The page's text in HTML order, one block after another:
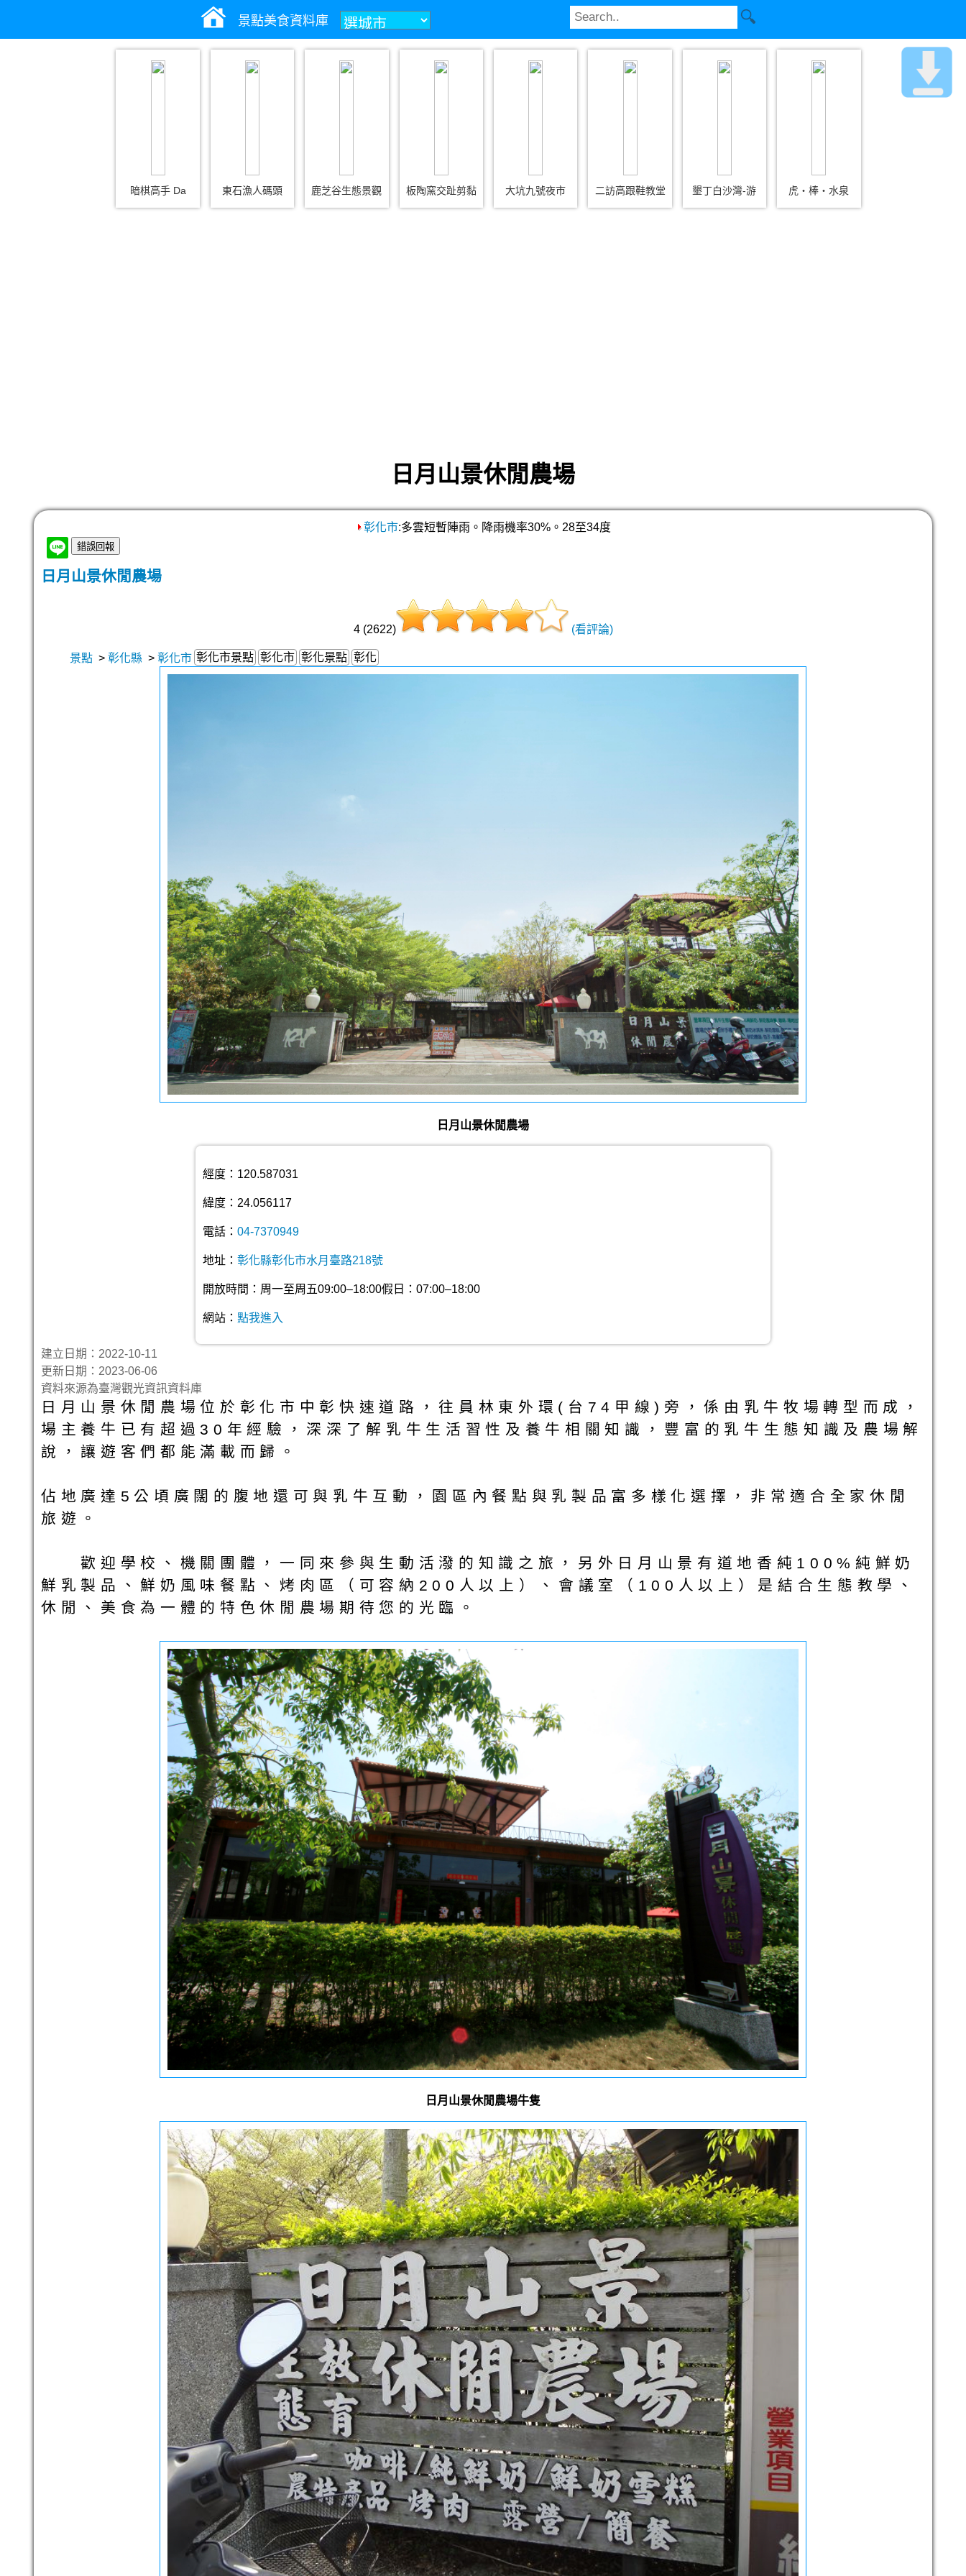
景點美食資料庫
暗棋高手 Da 東石漁人碼頭 鹿芝谷生態景觀 板陶窯交趾剪黏 大坑九號夜市 二訪高跟鞋教堂 墾丁白沙灣-游 虎‧棒‧水泉
日月山景休閒農場
彰化市:多雲短暫陣雨。降雨機率30%。28至34度
日月山景休閒農場
4 (2622) (看評論)
景點 > 彰化縣 > 彰化市 彰化市景點 彰化市 彰化景點 彰化
日月山景休閒農場
經度：120.587031
緯度：24.056117
電話： 04-7370949
地址： 彰化縣彰化市水月臺路218號
開放時間：周一至周五09:00–18:00假日：07:00–18:00
網站： 點我進入
建立日期：2022-10-11
更新日期：2023-06-06
資料來源為臺灣觀光資訊資料庫
日月山景休閒農場位於彰化市中彰快速道路，往員林東外環(台74甲線)旁，係由乳牛牧場轉型而成，
場主養牛已有超過30年經驗，深深了解乳牛生活習性及養牛相關知識，豐富的乳牛生態知識及農場解
說，讓遊客們都能滿載而歸。
佔地廣達5公頃廣闊的腹地還可與乳牛互動，園區內餐點與乳製品富多樣化選擇，非常適合全家休閒
旅遊。
歡迎學校、機關團體，一同來參與生動活潑的知識之旅，另外日月山景有道地香純100%純鮮奶
鮮乳製品、鮮奶風味餐點、烤肉區（可容納200人以上）、會議室（100人以上）是結合生態教學、
休閒、美食為一體的特色休閒農場期待您的光臨。
日月山景休閒農場牛隻